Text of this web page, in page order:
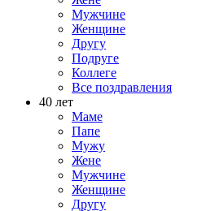
Мужчине
Женщине
Другу
Подруге
Коллеге
Все поздравления
40 лет
Маме
Папе
Мужу
Жене
Мужчине
Женщине
Другу